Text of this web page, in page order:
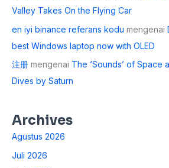
Valley Takes On the Flying Car
en iyi binance referans kodu mengenai
best Windows laptop now with OLED
注册 mengenai The ‘Sounds’ of Space
Dives by Saturn
Archives
Agustus 2026
Juli 2026